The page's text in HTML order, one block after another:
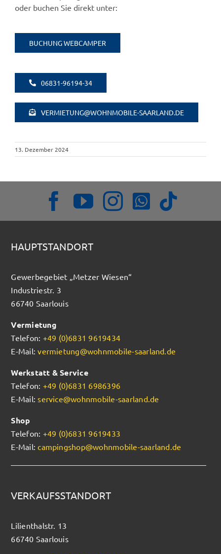
oder buchen Sie direkt unter:
BUCHUNG WEBCAMPER
06831-96194-34
VERMIETUNG@WOHNMOBILE-SAARLAND.DE
13. Dezember 2024
HAUPTSTANDORT
Gewerbegebiet „Metzer Wiesen“
Industriestr. 3
66740 Saarlouis
Vermietung
Telefon: +49 (0)6831 9619434
E-Mail:vermietung@wohnmobile-saarland.de
Werkstatt & Service
Telefon: +49 (0)6831 6986396
E-Mail: service@wohnmobile-saarland.de
Shop
Telefon: +49 (0)6831 9619433
E-Mail:campingshop@wohnmobile-saarland.de
VERKAUFSSTANDORT
Lilienthalstr. 13
66740 Saarlouis